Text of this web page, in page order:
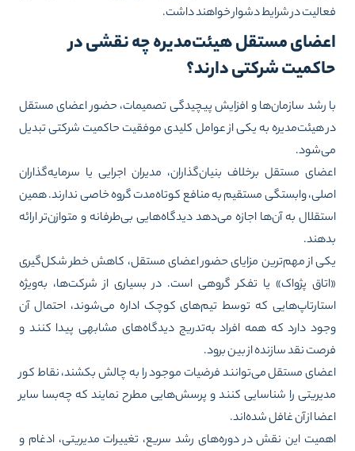
در شرایط دشوار خواهند داشت.
مستقل هیئت‌مدیره چه نقشی در
شرکتی دارند؟
رشد سازمان‌ها و افزایش پیچیدگی تصمیمات، حضور اعضای مستقل
هیئت‌مدیره به یکی از عوامل کلیدی موفقیت حاکمیت شرکتی تبدیل
مستقل برخلاف بنیان‌گذاران، مدیران اجرایی یا سرمایه‌گذاران
وابستگی مستقیم به منافع کوتاه‌مدت گروه خاصی ندارند. همین
به آن‌ها اجازه می‌دهد دیدگاه‌هایی بی‌طرفانه و متوازن‌تر ارائه
از مهم‌ترین مزایای حضور اعضای مستقل، کاهش خطر شکل‌گیری
پژواک» یا تفکر گروهی است. در بسیاری از شرکت‌ها، به‌ویژه
که توسط تیم‌های کوچک اداره می‌شوند، احتمال آن
دارد که همه افراد به‌تدریج دیدگاه‌های مشابهی پیدا کنند و
نقد سازنده از بین برود.
مستقل می‌توانند فرضیات موجود را به چالش بکشند، نقاط کور
را شناسایی کنند و پرسش‌هایی مطرح نمایند که چه‌بسا سایر
از آن غافل شده‌اند.
این نقش در دوره‌های رشد سریع، تغییرات مدیریتی، ادغام و